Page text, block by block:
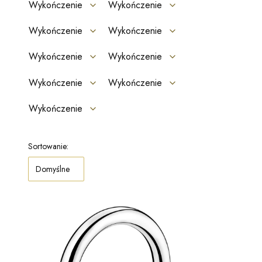
Wykończenie
Wykończenie
Wykończenie
Wykończenie
Wykończenie
Wykończenie
Wykończenie
Wykończenie
Wykończenie
Lista produktów
Sortowanie:
Domyślne